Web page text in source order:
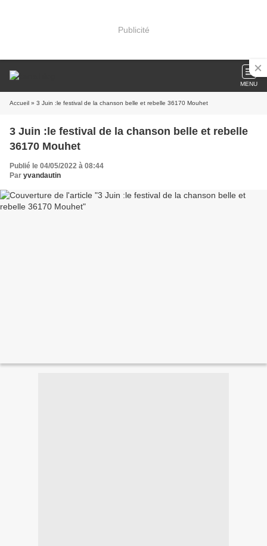
Publicité
MENU
Accueil » 3 Juin :le festival de la chanson belle et rebelle 36170 Mouhet
3 Juin :le festival de la chanson belle et rebelle
36170 Mouhet
Publié le 04/05/2022 à 08:44
Par yvandautin